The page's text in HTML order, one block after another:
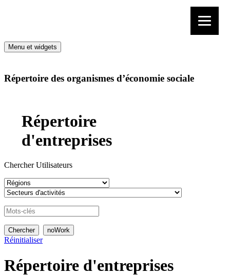
Menu et widgets
Répertoire des organismes d’économie sociale
Répertoire
d'entreprises
Chercher Utilisateurs
Réinitialiser
Répertoire d'entreprises